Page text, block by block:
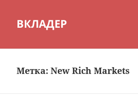
ВКЛАДЕР
Метка:New Rich Markets